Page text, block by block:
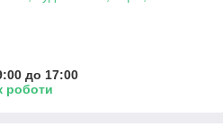
до 17:00
роботи